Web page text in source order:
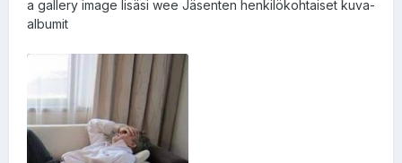
a gallery image lisäsi wee Jäsenten henkilökohtaiset kuva-
albumit